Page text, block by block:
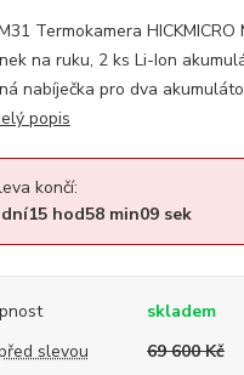
Termokamera
na ruku, 2 ks Li-Ion
nabíječka pro dva
popis
končí:
dní15hod58min08sek
skladem
slevou
69 600 Kč